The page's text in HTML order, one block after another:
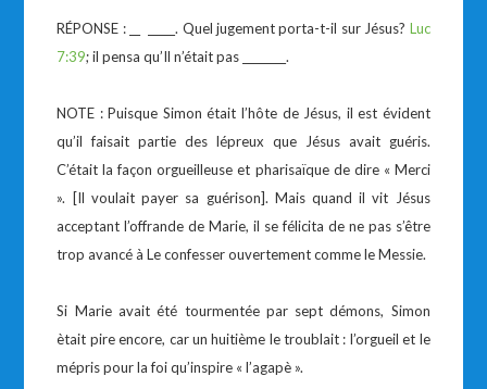
RÉPONSE : __ _____. Quel jugement porta-t-il sur Jésus? Luc
7:39; il pensa qu’Il n’était pas ________.
NOTE : Puisque Simon était l’hôte de Jésus, il est évident
qu’il faisait partie des lépreux que Jésus avait guéris.
C’était la façon orgueilleuse et pharisaïque de dire « Merci
». [Il voulait payer sa guérison]. Mais quand il vit Jésus
acceptant l’offrande de Marie, il se félicita de ne pas s’être
trop avancé à Le confesser ouvertement comme le Messie.
Si Marie avait été tourmentée par sept démons, Simon
ètait pire encore, car un huitième le troublait : l’orgueil et le
mépris pour la foi qu’inspire « l’agapè ».